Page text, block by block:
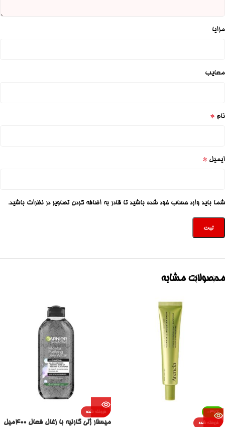
مزایا
معایب
نام *
ایمیل *
شما باید وارد حساب خود شده باشید تا قادر به اضافه کردن تصاویر در نظرات باشید.
محصولات مشابه
-36%
فروخته شده
فروخته شده
میسلار ژلی گارنیه با زغال فعال 400میل